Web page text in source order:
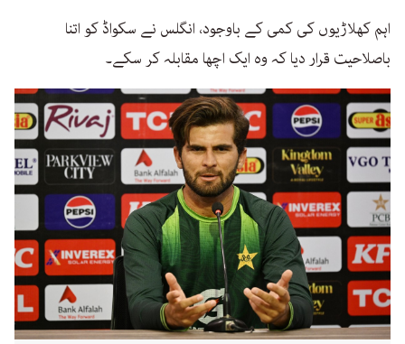
اہم کھلاڑیوں کی کمی کے باوجود، انگلس نے سکواڈ کو اتنا
باصلاحیت قرار دیا کہ وہ ایک اچھا مقابلہ کر سکے۔